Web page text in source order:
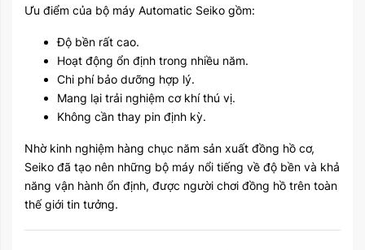
Ưu điểm của bộ máy Automatic Seiko gồm:
Độ bền rất cao.
Hoạt động ổn định trong nhiều năm.
Chi phí bảo dưỡng hợp lý.
Mang lại trải nghiệm cơ khí thú vị.
Không cần thay pin định kỳ.
Nhờ kinh nghiệm hàng chục năm sản xuất đồng hồ cơ,
Seiko đã tạo nên những bộ máy nổi tiếng về độ bền và khả
năng vận hành ổn định, được người chơi đồng hồ trên toàn
thế giới tin tưởng.